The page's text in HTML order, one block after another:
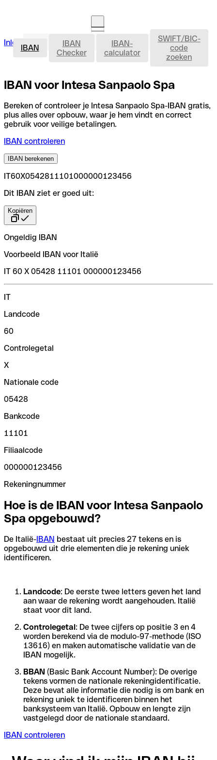
Inloggen Rekening openen IBAN
IBAN
IBAN
Checker
IBAN-
calculator
SWIFT/BIC-
code
zoeken
IBAN voor Intesa Sanpaolo Spa
Bereken of controleer je Intesa Sanpaolo Spa-IBAN gratis,
plus alles over opbouw, waar je hem vindt en correct
gebruik voor veilige betalingen.
IBAN controleren
IBAN berekenen
IT60X0542811101000000123456
Dit IBAN ziet er goed uit:
Kopiëren
Ongeldig IBAN
Voorbeeld IBAN voor Italië
IT 60 X 05428 11101 000000123456
IT
Landcode
60
Controlegetal
X
Nationale code
05428
Bankcode
11101
Filiaalcode
000000123456
Rekeningnummer
Hoe is de IBAN voor Intesa Sanpaolo
Spa opgebouwd?
De Italië-IBAN bestaat uit precies 27 tekens en is
opgebouwd uit drie elementen die je rekening uniek
identificeren.
Landcode: De eerste twee letters geven het land
aan waar de rekening wordt aangehouden. Italië
staat voor dit land.
Controlegetal: De twee cijfers op positie 3 en 4
worden berekend via de modulo-97-methode (ISO
13616) en maken automatische validatie van de
IBAN mogelijk.
BBAN (Basic Bank Account Number): De overige
tekens vormen de nationale rekeningidentificatie.
Deze bevat alle informatie die nodig is om bank en
rekening uniek te identificeren binnen het
banksysteem van Italië. Opbouw en lengte zijn
vastgelegd door de nationale standaard.
IBAN controleren